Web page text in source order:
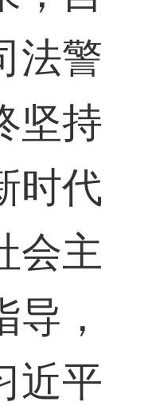
法警
坚持
时代
会主
导，
近平